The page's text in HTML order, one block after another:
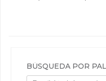
BÚSQUEDA POR